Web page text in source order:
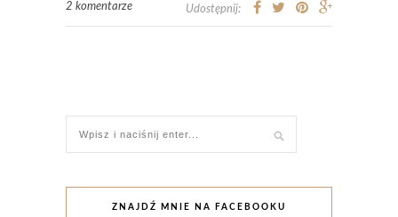
2 komentarze Udostępnij:
ZNAJDŹ MNIE NA FACEBOOKU